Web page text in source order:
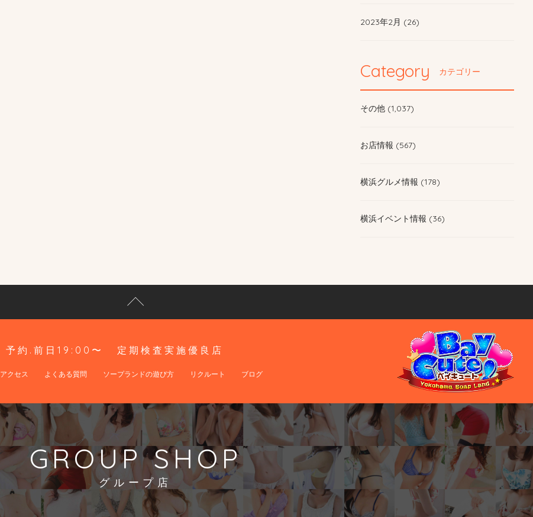
2023年2月 (26)
Category カテゴリー
その他 (1,037)
お店情報 (567)
横浜グルメ情報 (178)
横浜イベント情報 (36)
予約.前日19:00〜 定期検査実施優良店
アクセス よくある質問 ソープランドの遊び方 リクルート ブログ
GROUP SHOP
グループ店